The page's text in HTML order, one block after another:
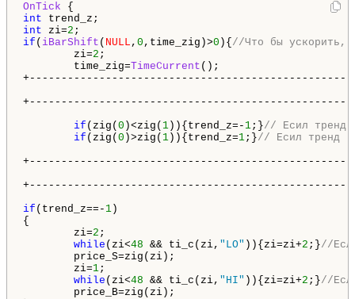
OnTick {
int
int zi=2
if ( iBarShift ( NULL , 0 ,time_zig)>0 ){ //Что бы ускорить,
zi=2 ;
time_zig=TimeCurrent ();
if (zig( 0 )<zig( 1 )){trend_z=- 1;}// Есил тренд
if (zig( 0 )>zig( 1 )){trend_z=1;}// Есил тренд
if (trend_z==- 1 )
{
zi=2 ;
while (zi<48 && ti_c(zi, "LO" )){zi=zi+2 ;}//
price_S=zig(zi);
zi=1;
while (zi<48 && ti_c(zi, "HI" )){zi=zi+2 ;}//
price_B=zig(zi);